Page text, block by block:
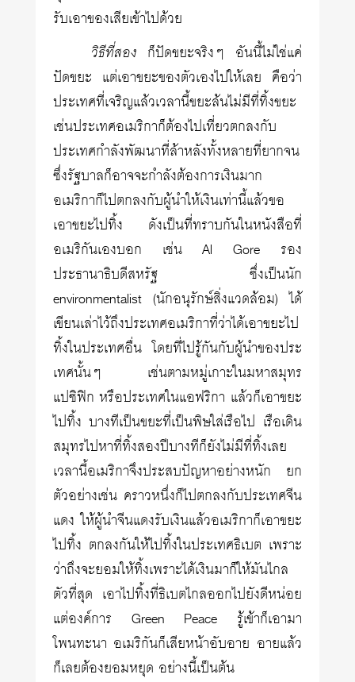
รับเอาของเสียเข้าไปด้วย
วิธีที่สอง ก็ปัดขยะจริงๆ อันนี้ไม่ใช่แค่
ปัดขยะ แต่เอาขยะของตัวเองไปให้เลย คือว่า
ประเทศที่เจริญแล้วเวลานี้ขยะล้นไม่มีที่ทิ้งขยะ
เช่นประเทศอเมริกาก็ต้องไปเที่ยวตกลงกับ
ประเทศกำลังพัฒนาที่ล้าหลังทั้งหลายที่ยากจน
ซึ่งรัฐบาลก็อาจจะกำลังต้องการเงินมาก
อเมริกาก็ไปตกลงกับผู้นำให้เงินเท่านี้แล้วขอ
เอาขยะไปทิ้ง ดังเป็นที่ทราบกันในหนังสือที่
อเมริกันเองบอก เช่น Al Gore รอง
ประธานาธิบดีสหรัฐ ซึ่งเป็นนัก
environmentalist (นักอนุรักษ์สิ่งแวดล้อม) ได้
เขียนเล่าไว้ถึงประเทศอเมริกาที่ว่าได้เอาขยะไป
ทิ้งในประเทศอื่น โดยที่ไปรู้กันกับผู้นำของประ
เทศนั้นๆ เช่นตามหมู่เกาะในมหาสมุทร
แปซิฟิก หรือประเทศในแอฟริกา แล้วก็เอาขยะ
ไปทิ้ง บางทีเป็นขยะที่เป็นพิษใส่เรือไป เรือเดิน
สมุทรไปหาที่ทิ้งสองปีบางทีก็ยังไม่มีที่ทิ้งเลย
เวลานี้อเมริกาจึงประสบปัญหาอย่างหนัก ยก
ตัวอย่างเช่น คราวหนึ่งก็ไปตกลงกับประเทศจีน
แดง ให้ผู้นำจีนแดงรับเงินแล้วอเมริกาก็เอาขยะ
ไปทิ้ง ตกลงกันให้ไปทิ้งในประเทศธิเบต เพราะ
ว่าถึงจะยอมให้ทิ้งเพราะได้เงินมาก็ให้มันไกล
ตัวที่สุด เอาไปทิ้งที่ธิเบตไกลออกไปยังดีหน่อย
แต่องค์การ Green Peace รู้เข้าก็เอามา
โพนทะนา อเมริกันก็เสียหน้าอับอาย อายแล้ว
ก็เลยต้องยอมหยุด อย่างนี้เป็นต้น